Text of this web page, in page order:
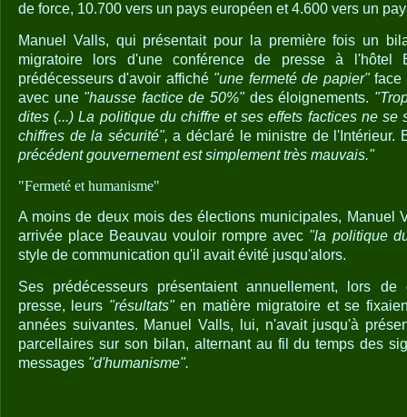
de force, 10.700 vers un pays européen et 4.600 vers un
Manuel Valls, qui présentait pour la première fois un
migratoire lors d'une conférence de presse à l'hôtel
prédécesseurs d'avoir affiché "une fermeté de papier"face
avec une "hausse factice de 50%"des éloignements.
dites (...) La politique du chiffre et ses effets factices ne se
chiffres de la sécurité", a déclaré le ministre de l'Intérieur.
précédent gouvernement est simplement très mauvais."
"Fermeté et humanisme"
A moins de deux mois des élections municipales, Manuel
arrivée place Beauvau vouloir rompre avec "la politique
style de communication qu'il avait évité jusqu'alors.
Ses prédécesseurs présentaient annuellement, lors de
presse, leurs "résultats"en matière migratoire et se
années suivantes. Manuel Valls, lui, n'avait jusqu'à
parcellaires sur son bilan, alternant au fil du temps des
messages "d'humanisme".